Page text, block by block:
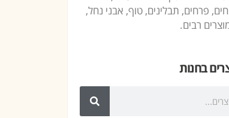
פרחים, תבלינים, טוף, אבני נחל,
רבים.
בחנות